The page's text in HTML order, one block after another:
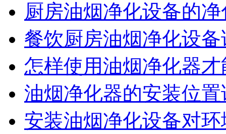
厨房油烟净化设备的
餐饮厨房油烟净化设
怎样使用油烟净化器
油烟净化器的安装位
安装油烟净化设备对